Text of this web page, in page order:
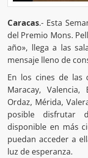
Caracas.- Esta
del Premio Mons.
año», llega a las
mensaje lleno de
En los cines de las
Maracay, Valencia,
Ordaz, Mérida,
posible disfrutar
disponible en más
puedan acceder a
luz de esperanza.